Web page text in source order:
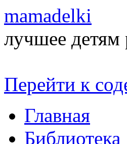
mamadelki
лучшее
Перейти к
Главная
Библиотека